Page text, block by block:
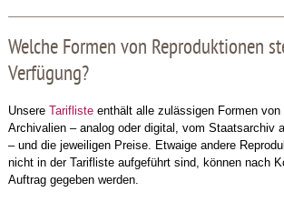
Welche Formen von Reproduktionen
Verfügung?
Unsere Tariflisteenthält alle zulässigen Formen von
Archivalien – analog oder digital, vom Staatsarchiv
– und die jeweiligen Preise. Etwaige andere
nicht in der Tarifliste aufgeführt sind, können nach
Auftrag gegeben werden.